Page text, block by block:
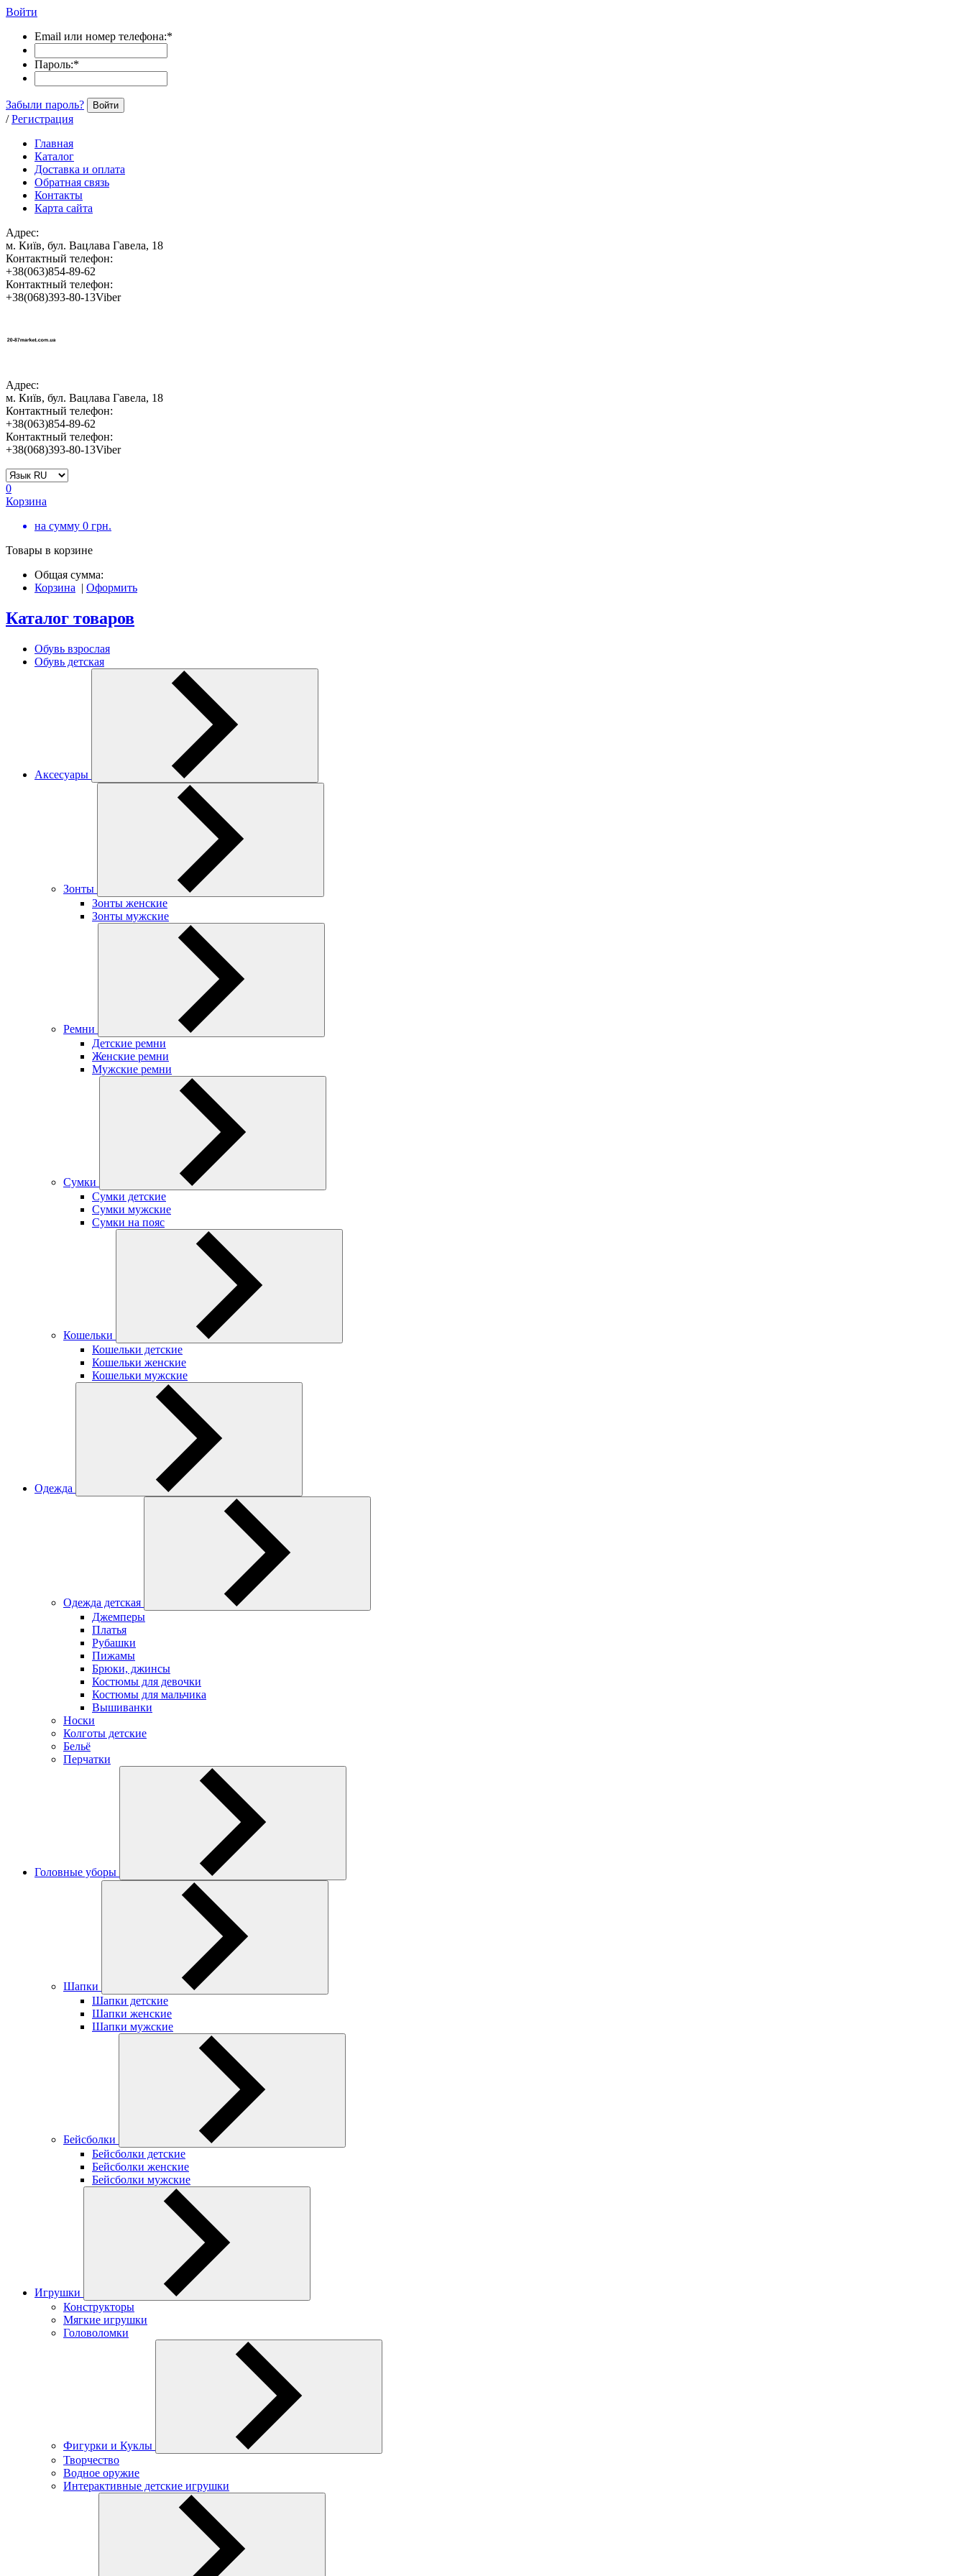
Войти
Email или номер телефона:*
Пароль:*
Забыли пароль? Войти
/ Регистрация
Главная
Каталог
Доставка и оплата
Обратная связь
Контакты
Карта сайта
Адрес:
м. Київ, бул. Вацлава Гавела, 18
Контактный телефон:
+38(063)854-89-62
Контактный телефон:
+38(068)393-80-13Viber
Адрес:
м. Київ, бул. Вацлава Гавела, 18
Контактный телефон:
+38(063)854-89-62
Контактный телефон:
+38(068)393-80-13Viber
0
Корзина
на сумму 0 грн.
Товары в корзине
Общая сумма:
Корзина | Оформить
Каталог товаров
Обувь взрослая
Обувь детская
Аксесуары
Зонты
Зонты женские
Зонты мужские
Ремни
Детские ремни
Женские ремни
Мужские ремни
Сумки
Сумки детские
Сумки мужские
Сумки на пояс
Кошельки
Кошельки детские
Кошельки женские
Кошельки мужские
Одежда
Одежда детская
Джемперы
Платья
Рубашки
Пижамы
Брюки, джинсы
Костюмы для девочки
Костюмы для мальчика
Вышиванки
Носки
Колготы детские
Бельё
Перчатки
Головные уборы
Шапки
Шапки детские
Шапки женские
Шапки мужские
Бейсболки
Бейсболки детские
Бейсболки женские
Бейсболки мужские
Игрушки
Конструкторы
Мягкие игрушки
Головоломки
Фигурки и Куклы
Творчество
Водное оружие
Интерактивные детские игрушки